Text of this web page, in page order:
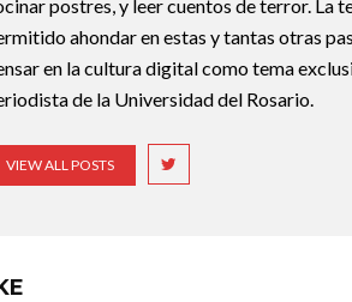
postres, y leer cuentos de terror. La
ahondar en estas y tantas otras
en la cultura digital como tema
de la Universidad del Rosario.
VIEW ALL POSTS